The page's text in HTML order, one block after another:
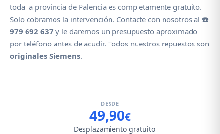
toda la provincia de Palencia es completamente gratuito.
Solo cobramos la intervención. Contacte con nosotros al ☎️
979 692 637 y le daremos un presupuesto aproximado
por teléfono antes de acudir. Todos nuestros repuestos son
originales Siemens.
DESDE
49,90€
Desplazamiento gratuito